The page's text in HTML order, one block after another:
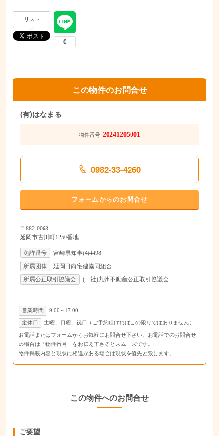
リスト
この物件のお問合せ
(有)はなまる
物件番号 20241205001
0982-33-4260
フォームからのお問合せ
〒882-0063
延岡市古川町1250番地
免許番号
宮崎県知事(4)4498
所属団体
延岡日向宅建協同組合
所属公正取引協議会
(一社)九州不動産公正取引協議会
営業時間 9:00～17:00
定休日 土曜、日曜、祝日（ご予約頂ければこの限りではありません）
お電話またはフォームからお気軽にお問合せ下さい。お電話でのお問合せ
の場合は「物件番号」をお伝え下さるとスムーズです。
物件掲載内容と現状に相違がある場合は現状を優先と致します。
この物件へのお問合せ
ご要望